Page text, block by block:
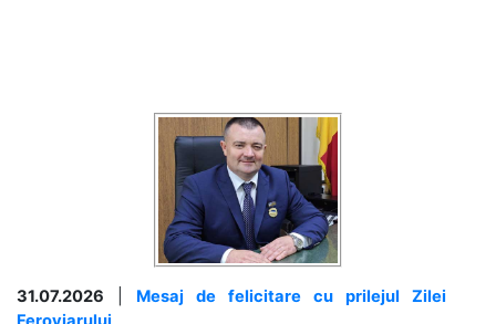
31.07.2026
Mesaj de felicitare cu prilejul Zilei